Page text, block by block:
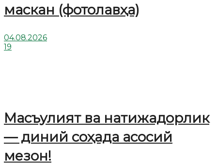
маскан (фотолавҳа)
04.08.2026
19
Масъулият ва натижадорлик
— диний соҳада асосий
мезон!